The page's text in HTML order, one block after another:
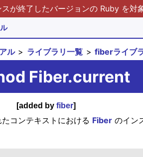
が終了したバージョンの Ruby を対
ル ライブラリ一覧 fiberライブ
Fiber.current
[added by fiber]
コンテキストにおける Fiberのイン